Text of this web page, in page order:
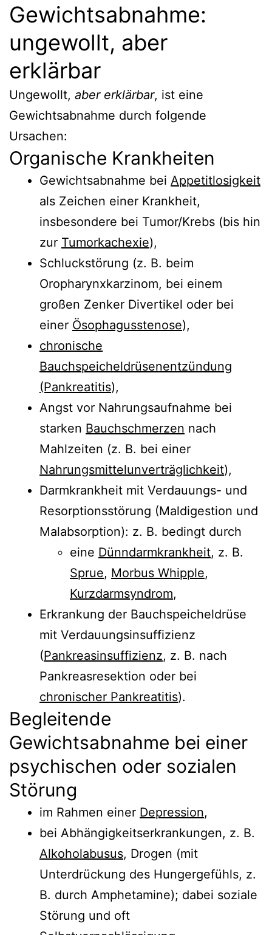
Gewichtsabnahme:
ungewollt, aber
erklärbar
Ungewollt, aber erklärbar, ist eine
Gewichtsabnahme durch folgende
Ursachen:
Organische Krankheiten
Gewichtsabnahme bei Appetitlosigkeit
als Zeichen einer Krankheit,
insbesondere bei Tumor/Krebs (bis hin
zur Tumorkachexie),
Schluckstörung (z. B. beim
Oropharynxkarzinom, bei einem
großen Zenker Divertikel oder bei
einer Ösophagusstenose),
chronische
Bauchspeicheldrüsenentzündung
(Pankreatitis),
Angst vor Nahrungsaufnahme bei
starken Bauchschmerzen nach
Mahlzeiten (z. B. bei einer
Nahrungsmittelunverträglichkeit),
Darmkrankheit mit Verdauungs- und
Resorptionsstörung (Maldigestion und
Malabsorption): z. B. bedingt durch
eine Dünndarmkrankheit, z. B.
Sprue, Morbus Whipple,
Kurzdarmsyndrom,
Erkrankung der Bauchspeicheldrüse
mit Verdauungsinsuffizienz
(Pankreasinsuffizienz, z. B. nach
Pankreasresektion oder bei
chronischer Pankreatitis).
Begleitende
Gewichtsabnahme bei einer
psychischen oder sozialen
Störung
im Rahmen einer Depression,
bei Abhängigkeitserkrankungen, z. B.
Alkoholabusus, Drogen (mit
Unterdrückung des Hungergefühls, z.
B. durch Amphetamine); dabei soziale
Störung und oft